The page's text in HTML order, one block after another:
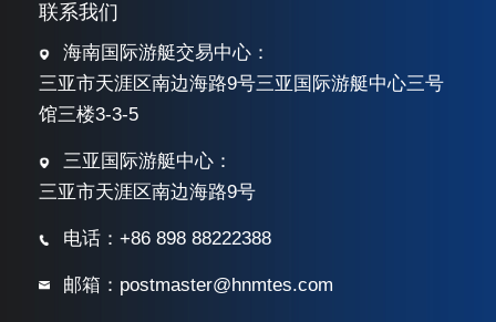
联系我们
海南国际游艇交易中心：
三亚市天涯区南边海路9号三亚国际游艇中心三号
馆三楼3-3-5
三亚国际游艇中心：
三亚市天涯区南边海路9号
电话：+86 898 88222388
邮箱：postmaster@hnmtes.com